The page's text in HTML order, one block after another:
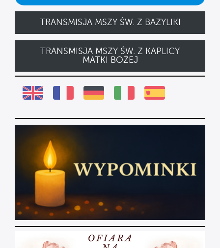
TRANSMISJA MSZY ŚW. Z BAZYLIKI
TRANSMISJA MSZY ŚW. Z KAPLICY
MATKI BOŻEJ